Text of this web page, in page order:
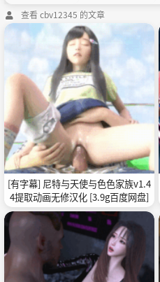
查看 cbv12345 的文章
[有字幕] 尼特与天使与色色家族v1.4
4提取动画无修汉化 [3.9g百度网盘]